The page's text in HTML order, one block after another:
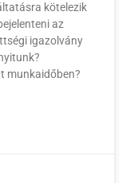
kötelezik
az
igazolvány
munkaidőben?